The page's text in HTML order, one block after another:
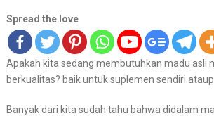
Spread the love
Apakah kita sedang membutuhkan madu asli
berkualitas? baik untuk suplemen sendiri
Banyak dari kita sudah tahu bahwa didalam